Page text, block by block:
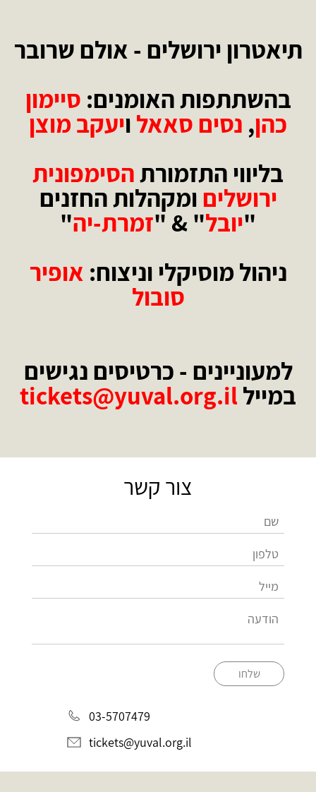
תיאטרון ירושלים - אולם שרובר
בהשתתפות האומנים: סיימון
כהן, נסים סאאלויעקב מוצן
בליווי התזמורתהסימפונית
ירושליםומקהלות החזנים
"יובל" & "זמרת-יה"
ניהול מוסיקלי וניצוח: אופיר
סובול
למעוניינים - כרטיסים נגישים
במייל
צור קשר
שלחו
03-5707479
tickets@yuval.org.il